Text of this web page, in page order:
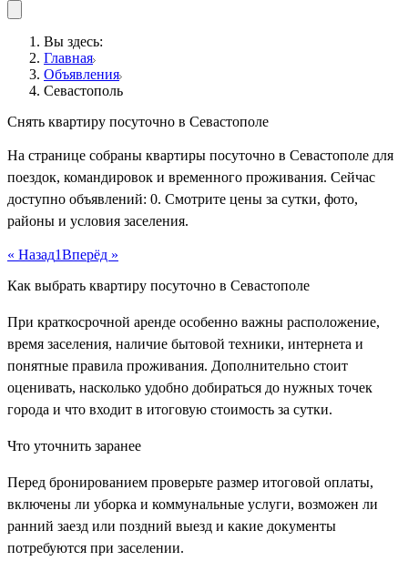
Вы здесь:
Главная
Объявления
Севастополь
Снять квартиру посуточно в Севастополе
На странице собраны квартиры посуточно в Севастополе для
поездок, командировок и временного проживания. Сейчас
доступно объявлений: 0. Смотрите цены за сутки, фото,
районы и условия заселения.
« Назад1Вперёд »
Как выбрать квартиру посуточно в Севастополе
При краткосрочной аренде особенно важны расположение,
время заселения, наличие бытовой техники, интернета и
понятные правила проживания. Дополнительно стоит
оценивать, насколько удобно добираться до нужных точек
города и что входит в итоговую стоимость за сутки.
Что уточнить заранее
Перед бронированием проверьте размер итоговой оплаты,
включены ли уборка и коммунальные услуги, возможен ли
ранний заезд или поздний выезд и какие документы
потребуются при заселении.